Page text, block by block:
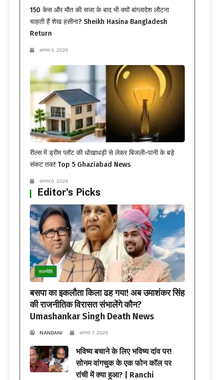
150 केस और मौत की सजा के बाद भी क्यों बांग्लादेश लौटना
चाहती हैं शेख हसीना? Sheikh Hasina Bangladesh
Return
अगस्त 6, 2026
रील्स में ड्रीम प्लॉट की धोखाधड़ी से लेकर बिजली-पानी के बड़े
संकट तक! Top 5 Ghaziabad News
अगस्त 6, 2026
Editor's Picks
राजनीति
बसपा का इकलौता किला ढह गया! अब उमाशंकर सिंह
की राजनीतिक विरासत संभालेंगे कौन?
Umashankar Singh Death News
NANDANI अगस्त 7, 2026
भविष्य बचाने के लिए भविष्य दांव पर!
सोनम वांगचुक के एक फोन कॉल पर
रांची में क्या हुआ? | Ranchi